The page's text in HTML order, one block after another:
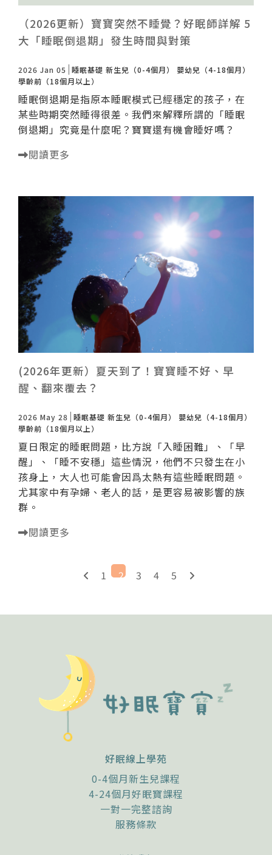
（2026更新）寶寶突然不睡覺？好眠師詳解 5
大「睡眠倒退期」發生時間與對策
2026 Jan 05 睡眠基礎 新生兒（0-4個月）
嬰幼兒（4-18個月）
學齡前（18個月以上）
睡眠倒退期是指原本睡眠模式已經穩定的孩子，在
某些時期突然睡得很差。我們來解釋所謂的「睡眠
倒退期」究竟是什麼呢？寶寶還有機會睡好嗎？
閱讀更多
(2026年更新）夏天到了！寶寶睡不好、早
醒、翻來覆去？
2026 May 28 睡眠基礎 新生兒（0-4個月）
嬰幼兒（4-18個月）
學齡前（18個月以上）
夏日限定的睡眠問題，比方說「入睡困難」、「早
醒」、「睡不安穩」這些情況，他們不只發生在小
孩身上，大人也可能會因爲太熱有這些睡眠問題。
尤其家中有孕婦、老人的話，是更容易被影響的族
群。
閱讀更多
1 2 3 4 5
好眠線上學苑
0-4個月新生兒課程
4-24個月好眠寶課程
一對一完整諮詢
服務條款